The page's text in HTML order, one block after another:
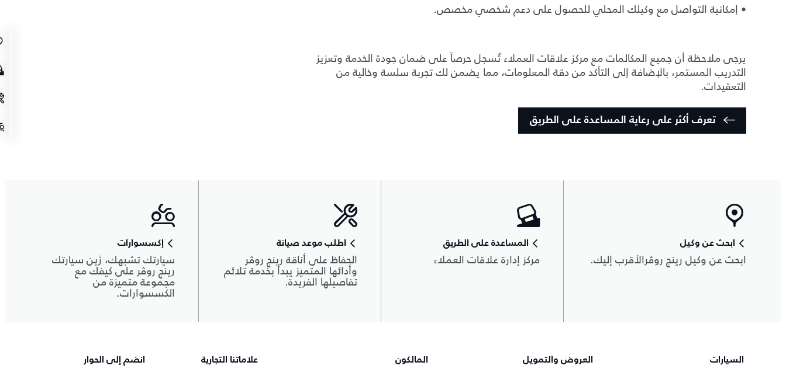
• إمكانية التواصل مع وكيلك المحلي للحصول على دعم شخصي مخصص.
يرجى ملاحظة أن جميع المكالمات مع مركز علاقات العملاء تُسجل حرصاً على ضمان جودة الخدمة وتعزيز
التدريب المستمر، بالإضافة إلى التأكد من دقة المعلومات، مما يضمن لك تجربة سلسة وخالية من
التعقيدات.
تعرف أكثر على رعاية المساعدة على الطريق
ابحث عن وكيل
ابحث عن وكيل رينج روڤرالأقرب إليك.
المساعدة على الطريق
مركز إدارة علاقات العملاء
اطلب موعد صيانة
الحفاظ على أناقة رينج روڤر
وأدائها المتميز يبدأ بخدمة تلائم
تفاصيلها الفريدة.
إكسسوارات
سيارتك تشبهك، زَين سيارتك
رينج روڤر على كيفك مع
مجموعة متميزة من
الكسسوارات.
السيارات العروض والتمويل المالكون علاماتنا التجارية انضم إلى الحوار